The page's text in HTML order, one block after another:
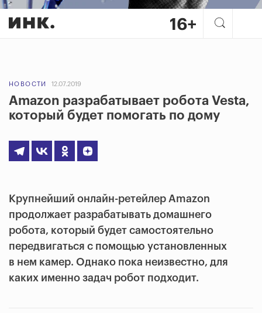
НОВОСТИ 12.07.2019
Amazon разрабатывает робота Vesta,
который будет помогать по дому
Крупнейший онлайн-ретейлер Amazon
продолжает разрабатывать домашнего
робота, который будет самостоятельно
передвигаться с помощью установленных
в нем камер. Однако пока неизвестно, для
каких именно задач робот подходит.